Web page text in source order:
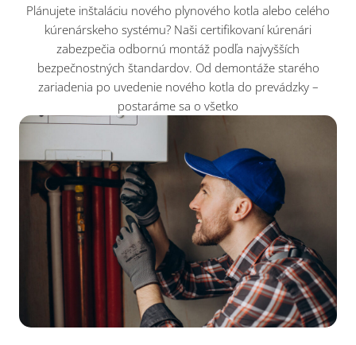
Plánujete inštaláciu nového plynového kotla alebo celého
kúrenárskeho systému? Naši certifikovaní kúrenári
zabezpečia odbornú montáž podľa najvyšších
bezpečnostných štandardov. Od demontáže starého
zariadenia po uvedenie nového kotla do prevádzky –
postaráme sa o všetko